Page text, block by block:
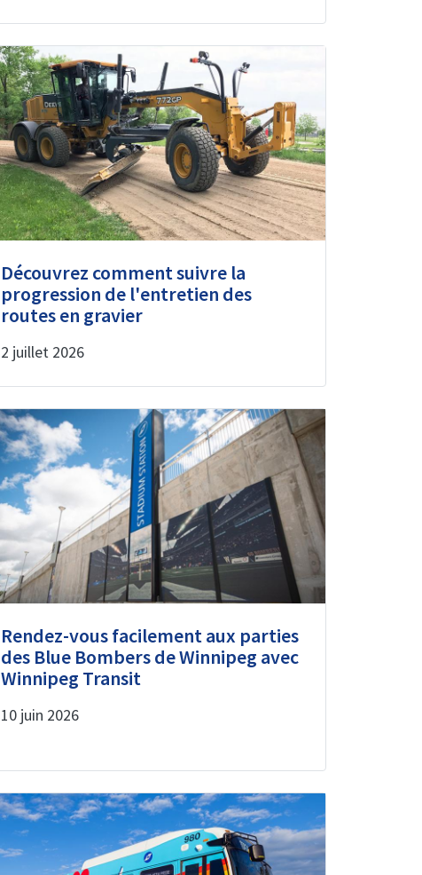
Découvrez comment suivre la
progression de l'entretien des
routes en gravier
2 juillet 2026
Rendez-vous facilement aux parties
des Blue Bombers de Winnipeg avec
Winnipeg Transit
10 juin 2026